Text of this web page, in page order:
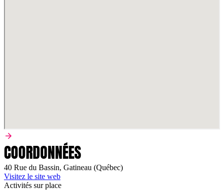
COORDONNÉES
40 Rue du Bassin, Gatineau (Québec)
Visitez le site web
Activités sur place